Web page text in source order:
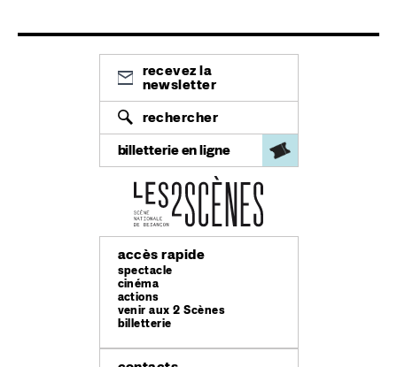
recevez la
newsletter
rechercher
billetterie en ligne
accès rapide
spectacle
cinéma
actions
venir aux 2 Scènes
billetterie